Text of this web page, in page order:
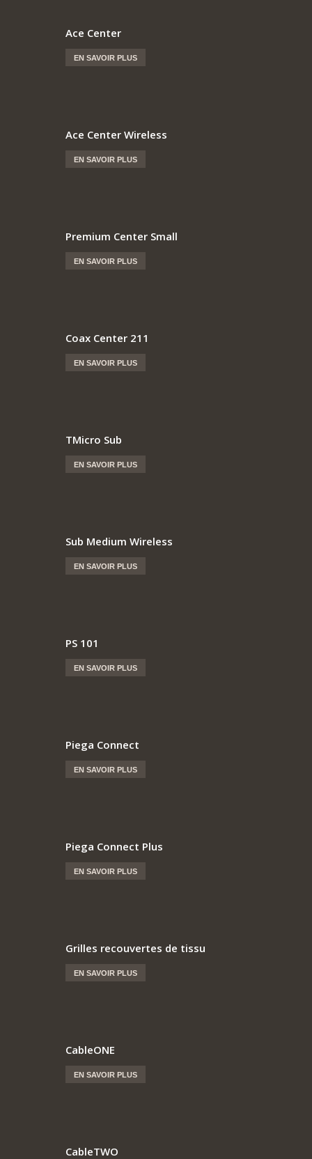
Ace Center
EN SAVOIR PLUS
Ace Center Wireless
EN SAVOIR PLUS
Premium Center Small
EN SAVOIR PLUS
Coax Center 211
EN SAVOIR PLUS
TMicro Sub
EN SAVOIR PLUS
Sub Medium Wireless
EN SAVOIR PLUS
PS 101
EN SAVOIR PLUS
Piega Connect
EN SAVOIR PLUS
Piega Connect Plus
EN SAVOIR PLUS
Grilles recouvertes de tissu
EN SAVOIR PLUS
CableONE
EN SAVOIR PLUS
CableTWO